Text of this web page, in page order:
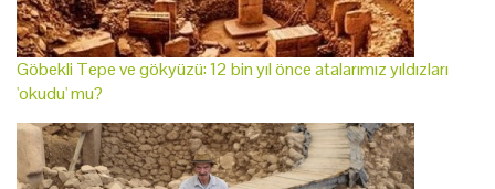
Göbekli Tepe ve gökyüzü: 12 bin yıl önce atalarımız yıldızları
'okudu' mu?